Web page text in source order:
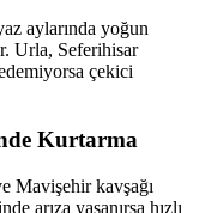
aylarında yoğun
Urla, Seferihisar
çekici
Kurtarma
Mavişehir kavşağı
arıza yaşanırsa hızlı